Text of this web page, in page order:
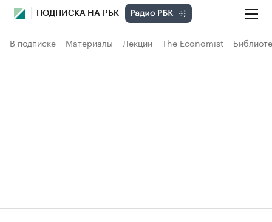
ПОДПИСКА НА РБК
В подписке Материалы Лекции The Economist